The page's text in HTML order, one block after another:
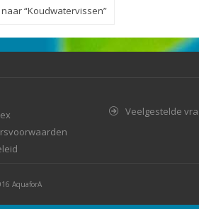
“Koudwatervissen”
Veelgestelde
AquaforA